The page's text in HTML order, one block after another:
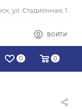
ул. Стадионная, 1
ВОЙТИ
0 0